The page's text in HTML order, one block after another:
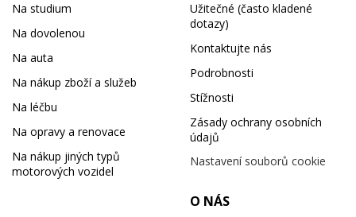
Na studium
Na dovolenou
Na auta
Na nákup zboží a služeb
Na léčbu
Na opravy a renovace
Na nákup jiných typů
motorových vozidel
Užitečné (často kladené
dotazy)
Kontaktujte nás
Podrobnosti
Stížnosti
Zásady ochrany osobních
údajů
Nastavení souborů cookie
O NÁS